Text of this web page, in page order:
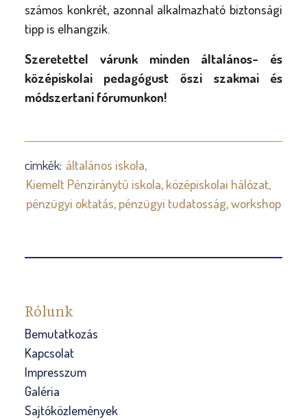
számos konkrét, azonnal alkalmazható biztonsági
tipp is elhangzik.
Szeretettel várunk minden általános- és
középiskolai pedagógust őszi szakmai és
módszertani fórumunkon!
címkék: általános iskola
Kiemelt Pénziránytű iskola középiskolai hálózat
pénzügyi oktatás pénzügyi tudatosság workshop
Rólunk
Bemutatkozás
Kapcsolat
Impresszum
Galéria
Sajtóközlemények